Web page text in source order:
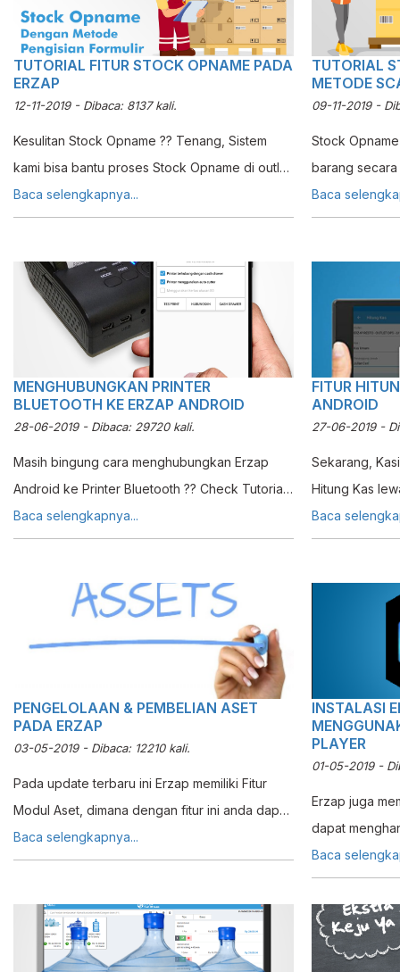
pada Erzap agar Produk anda muncul pada
Katalog.
TUTORIAL FITUR STOCK OPNAME PADA
ERZAP
12-11-2019 - Dibaca: 8137 kali.
Kesulitan Stock Opname ?? Tenang, Sistem
kami bisa bantu proses Stock Opname di outlet
Anda, lebih cepat, lebih akurat
Baca selengkapnya...
TUTORIAL
METODE
09-11-2019 -
Stock
barang
yang telah
kegiatan ini
terjun secara
serta kondisi
ERZ4P
dapat
dan stok sistem.
Baca
MENGHUBUNGKAN PRINTER
BLUETOOTH KE ERZAP ANDROID
28-06-2019 - Dibaca: 29720 kali.
Masih bingung cara menghubungkan Erzap
Android ke Printer Bluetooth ?? Check Tutorial
berikut !!
Baca selengkapnya...
FITUR
ANDROID
27-06-2019 -
Sekarang,
Hitung Kas
Berikut untuk
Fitur Hitung
Baca
PENGELOLAAN & PEMBELIAN ASET
PADA ERZAP
03-05-2019 - Dibaca: 12210 kali.
Pada update terbaru ini Erzap memiliki Fitur
Modul Aset, dimana dengan fitur ini anda dapat
mengelola Aset, terutama Aset Tetap, pada
Usaha anda.
Baca selengkapnya...
INSTALASI
PLAYER
01-05-2019 -
Erzap juga
dapat
dan efektif.
dapat
anda dapat
ini pada PC
Android
Baca